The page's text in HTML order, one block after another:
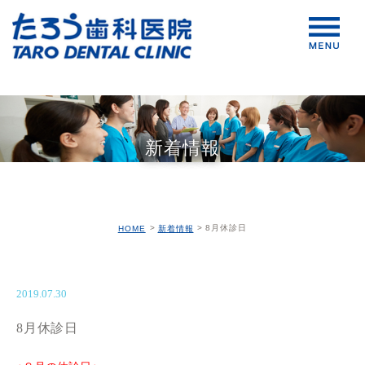
新着情報
HOME 新着情報 8月休診日
2019.07.30
8月休診日